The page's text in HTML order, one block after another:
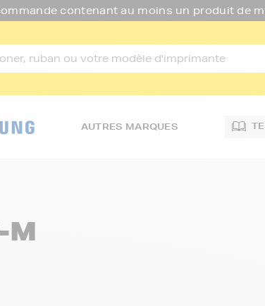
contenant au moins un produit de
AUTRES MARQUES
M